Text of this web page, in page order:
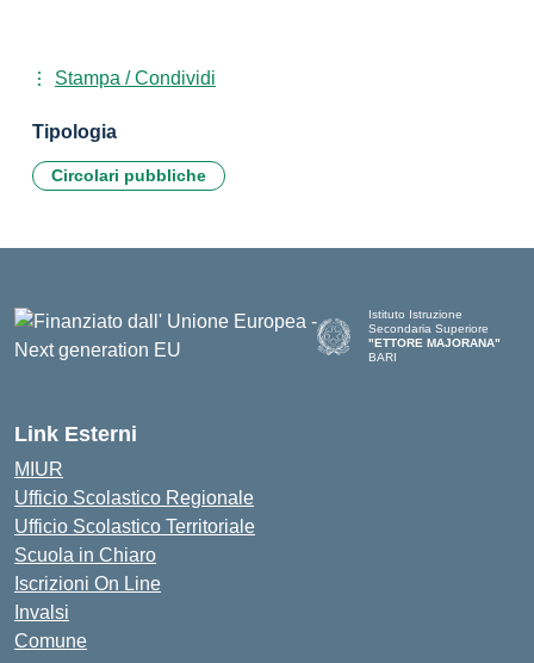
Stampa / Condividi
Tipologia
Circolari pubbliche
Istituto Istruzione
Secondaria Superiore
"ETTORE MAJORANA"
BARI
Link Esterni
MIUR
Ufficio Scolastico Regionale
Ufficio Scolastico Territoriale
Scuola in Chiaro
Iscrizioni On Line
Invalsi
Comune